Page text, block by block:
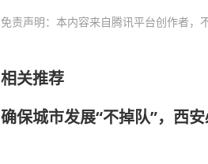
免责声明：本内容来自腾讯平台创作者，
相关推荐
确保城市发展“不掉队”，西